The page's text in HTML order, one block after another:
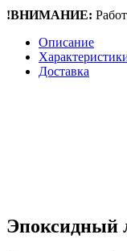
!ВНИМАНИЕ:
Описание
Доставка
Эпоксидный